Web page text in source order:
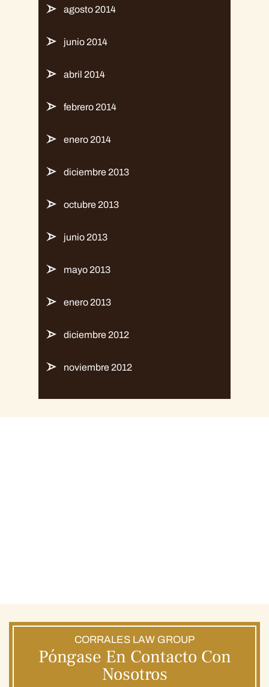
agosto 2014
junio 2014
abril 2014
febrero 2014
enero 2014
diciembre 2013
octubre 2013
junio 2013
mayo 2013
enero 2013
diciembre 2012
noviembre 2012
CORRALES LAW GROUP
Póngase En Contacto Con
Nosotros